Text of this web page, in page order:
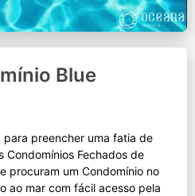
Blue
para preencher uma fatia de
Condomínios Fechados de
procuram um Condomínio no
ao mar com fácil acesso pela